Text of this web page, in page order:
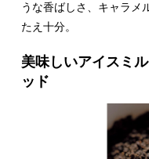
うな香ばしさ、キャラメ
たえ十分。
美味しいアイスミ
ッド